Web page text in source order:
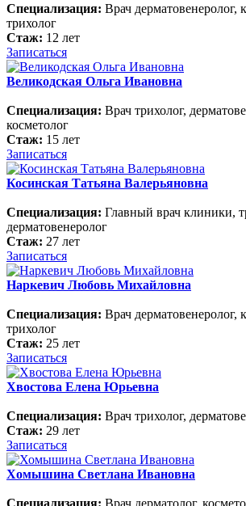
Специализация: Врач дерматовенеролог,
трихолог
Стаж: 12 лет
Записаться
Великодская Ольга Ивановна
Специализация: Врач трихолог,
косметолог
Стаж: 15 лет
Записаться
Косинская Татьяна Валерьяновна
Специализация: Главный врач клиники,
дерматовенеролог
Стаж: 27 лет
Записаться
Наркевич Любовь Михайловна
Специализация: Врач дерматовенеролог,
трихолог
Стаж: 25 лет
Записаться
Хвостова Елена Юрьевна
Специализация: Врач трихолог,
Стаж: 29 лет
Записаться
Хомышина Светлана Ивановна
Специализация: Врач дерматолог,